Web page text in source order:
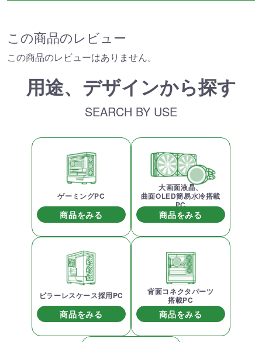
この商品のレビュー
この商品のレビューはありません。
用途、デザインから探す
SEARCH BY USE
ゲーミングPC
商品をみる
大画面液晶、
曲面OLED簡易水冷搭載
PC
商品をみる
ピラーレスケース採用PC
商品をみる
背面コネクタパーツ
搭載PC
商品をみる